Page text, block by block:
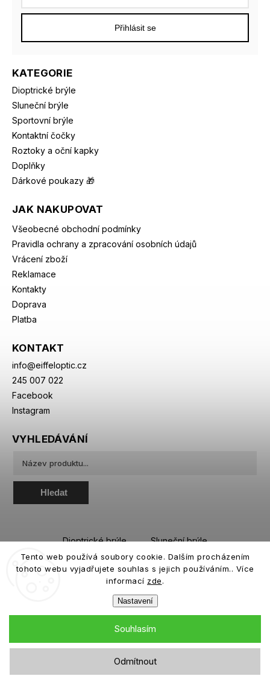
Tento web používá soubory cookie. Dalším procházením
tohoto webu vyjadřujete souhlas s jejich používáním.. Více
informací zde.
Nastavení
Odmítnout
Souhlasím
KATEGORIE
Dioptrické brýle
Sluneční brýle
Sportovní brýle
Kontaktní čočky
Roztoky a oční kapky
Doplňky
Dárkové poukazy 🎁
JAK NAKUPOVAT
Všeobecné obchodní podmínky
Pravidla ochrany a zpracování osobních údajů
Vrácení zboží
Reklamace
Kontakty
Doprava
Platba
KONTAKT
info@eiffeloptic.cz
245 007 022
Facebook
Instagram
Přihlásit se
VYHLEDÁVÁNÍ
Hledat
Dioptrické brýle
Sluneční brýle
Sportovní brýle
Kontaktní čočky
Roztoky a oční kapky
Copyright 2026eiffeloptic.cz. Všechna práva vyhrazena.